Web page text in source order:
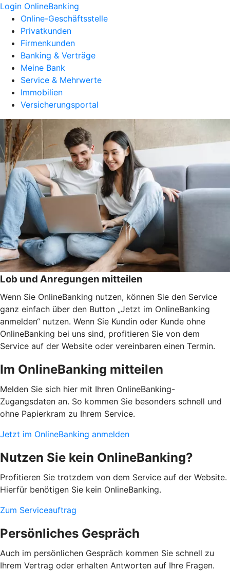
Login OnlineBanking
Online-Geschäftsstelle
Privatkunden
Firmenkunden
Banking & Verträge
Meine Bank
Service & Mehrwerte
Immobilien
Versicherungsportal
Lob und Anregungen mitteilen
Wenn Sie OnlineBanking nutzen, können Sie den Service
ganz einfach über den Button „Jetzt im OnlineBanking
anmelden“ nutzen. Wenn Sie Kundin oder Kunde ohne
OnlineBanking bei uns sind, profitieren Sie von dem
Service auf der Website oder vereinbaren einen Termin.
Im OnlineBanking mitteilen
Melden Sie sich hier mit Ihren OnlineBanking-
Zugangsdaten an. So kommen Sie besonders schnell und
ohne Papierkram zu Ihrem Service.
Jetzt im OnlineBanking anmelden
Nutzen Sie kein OnlineBanking?
Profitieren Sie trotzdem von dem Service auf der Website.
Hierfür benötigen Sie kein OnlineBanking.
Zum Serviceauftrag
Persönliches Gespräch
Auch im persönlichen Gespräch kommen Sie schnell zu
Ihrem Vertrag oder erhalten Antworten auf Ihre Fragen.